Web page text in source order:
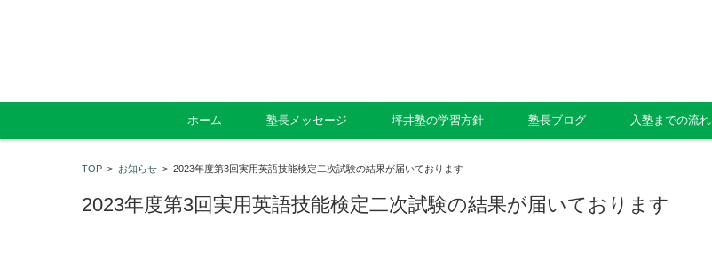
コンテンツに移動
ホーム 塾長メッセージ 坪井塾の学習方針 塾長ブログ 入塾までの流れ
TOP > お知らせ > 2023年度第3回実用英語技能検定二次試験の結果が届いております
2023年度第3回実用英語技能検定二次試験の結果が届いております